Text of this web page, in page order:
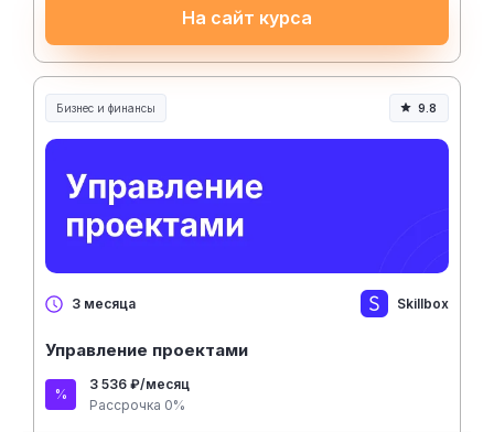
На сайт курса
Бизнес и финансы 9.8
3 месяца Skillbox
Управление проектами
3 536 ₽/месяц
Рассрочка 0%